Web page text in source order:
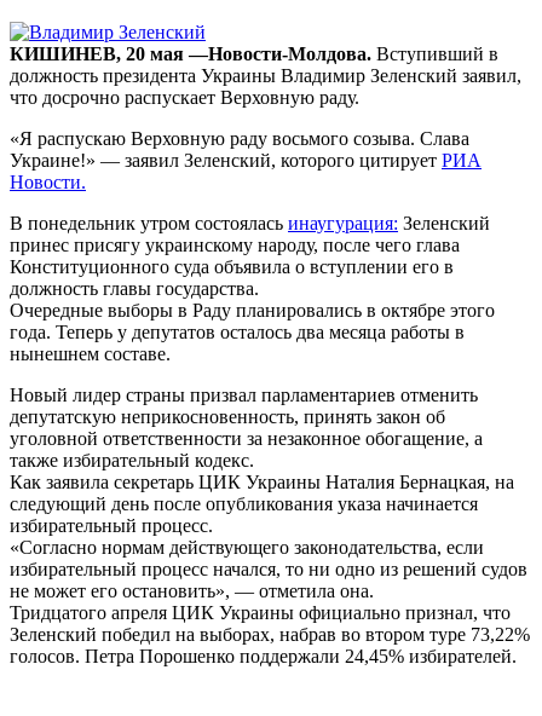
КИШИНЕВ, 20 мая —Новости-Молдова. Вступивший в
должность президента Украины Владимир Зеленский заявил,
что досрочно распускает Верховную раду.
«Я распускаю Верховную раду восьмого созыва. Слава
Украине!» — заявил Зеленский, которого цитирует РИА
Новости.
В понедельник утром состоялась инаугурация: Зеленский
принес присягу украинскому народу, после чего глава
Конституционного суда объявила о вступлении его в
должность главы государства.
Очередные выборы в Раду планировались в октябре этого
года. Теперь у депутатов осталось два месяца работы в
нынешнем составе.
Новый лидер страны призвал парламентариев отменить
депутатскую неприкосновенность, принять закон об
уголовной ответственности за незаконное обогащение, а
также избирательный кодекс.
Как заявила секретарь ЦИК Украины Наталия Бернацкая, на
следующий день после опубликования указа начинается
избирательный процесс.
«Согласно нормам действующего законодательства, если
избирательный процесс начался, то ни одно из решений судов
не может его остановить», — отметила она.
Тридцатого апреля ЦИК Украины официально признал, что
Зеленский победил на выборах, набрав во втором туре 73,22%
голосов. Петра Порошенко поддержали 24,45% избирателей.